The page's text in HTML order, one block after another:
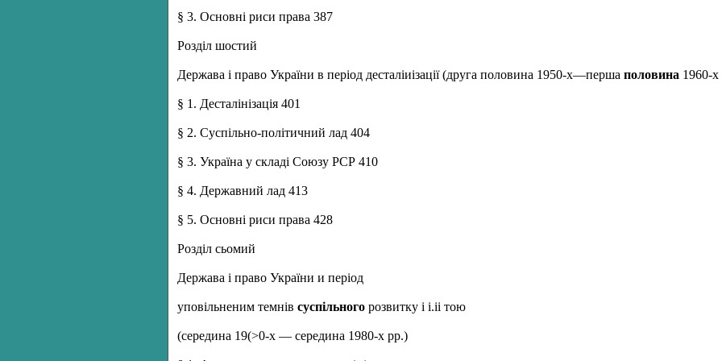
§ 3. Основні риси права 387
Розділ шостий
Держава і право України в період десталіиізації (друга половина 1950-х—перша половина 1960-х
§ 1. Десталінізація 401
§ 2. Суспільно-політичний лад 404
§ 3. Україна у складі Союзу РСР 410
§ 4. Державний лад 413
§ 5. Основні риси права 428
Розділ сьомий
Держава і право України и період
уповільненим темнів суспільного розвитку і і.іі тою
(середина 19(>0-х — середина 1980-х рр.)